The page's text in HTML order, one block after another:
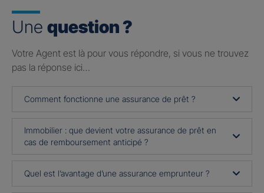
Une question ?
Votre Agent est là pour vous répondre, si vous ne trouvez
pas la réponse ici…
Comment fonctionne une assurance de prêt ?
Immobilier : que devient votre assurance de prêt en
cas de remboursement anticipé ?
Quel est l’avantage d’une assurance emprunteur ?